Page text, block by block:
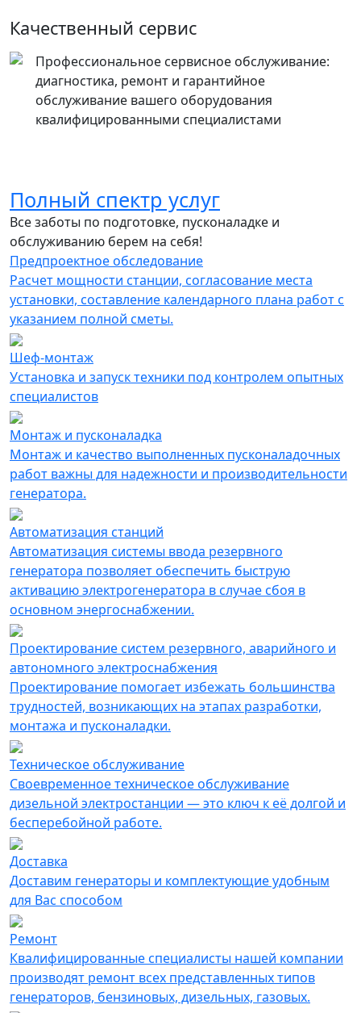
Качественный сервис
Профессиональное сервисное обслуживание:
диагностика, ремонт и гарантийное
обслуживание вашего оборудования
квалифицированными специалистами
Полный спектр услуг
Все заботы по подготовке, пусконаладке и
обслуживанию берем на себя!
Предпроектное обследование
Расчет мощности станции, согласование места
установки, составление календарного плана работ с
указанием полной сметы.
Шеф-монтаж
Установка и запуск техники под контролем опытных
специалистов
Монтаж и пусконаладка
Монтаж и качество выполненных пусконаладочных
работ важны для надежности и производительности
генератора.
Автоматизация cтанций
Автоматизация системы ввода резервного
генератора позволяет обеспечить быструю
активацию электрогенератора в случае сбоя в
основном энергоснабжении.
Проектирование систем резервного, аварийного и
автономного электроснабжения
Проектирование помогает избежать большинства
трудностей, возникающих на этапах разработки,
монтажа и пусконаладки.
Техническое обслуживание
Своевременное техническое обслуживание
дизельной электростанции — это ключ к её долгой и
бесперебойной работе.
Доставка
Доставим генераторы и комплектующие удобным
для Вас способом
Ремонт
Квалифицированные специалисты нашей компании
производят ремонт всех представленных типов
генераторов, бензиновых, дизельных, газовых.